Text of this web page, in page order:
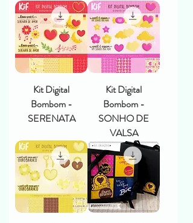
Kit Digital
Bombom -
SERENATA
Kit Digital
Bombom -
SONHO DE
VALSA